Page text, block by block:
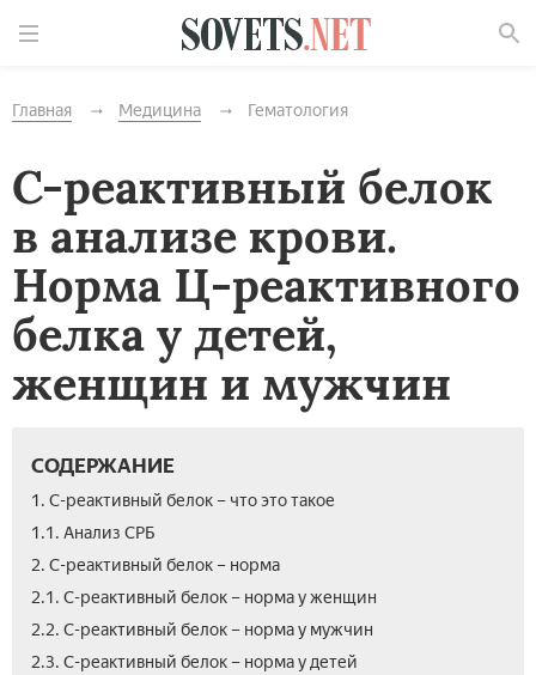
Главная Медицина Гематология
С-реактивный белок
в анализе крови.
Норма Ц-реактивного
белка у детей,
женщин и мужчин
СОДЕРЖАНИЕ
1. С-реактивный белок – что это такое
1.1. Анализ СРБ
2. С-реактивный белок – норма
2.1. С-реактивный белок – норма у женщин
2.2. С-реактивный белок – норма у мужчин
2.3. С-реактивный белок – норма у детей